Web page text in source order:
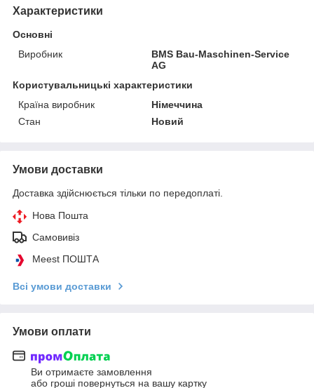
Характеристики
Основні
Виробник
BMS Bau-Maschinen-Service
AG
Користувальницькі характеристики
Країна виробник
Німеччина
Стан
Новий
Умови доставки
Доставка здійснюється тільки по передоплаті.
Нова Пошта
Самовивіз
Meest ПОШТА
Всі умови доставки
Умови оплати
Ви отримаєте замовлення
або гроші повернуться на вашу картку